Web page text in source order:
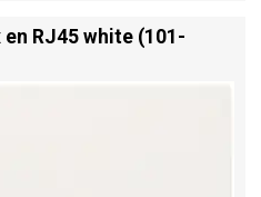
RJ45 white (101-